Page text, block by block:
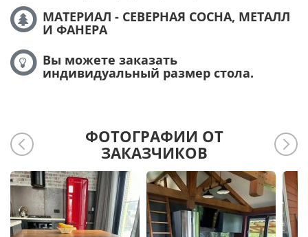
МАТЕРИАЛ - СЕВЕРНАЯ СОСНА, МЕТАЛЛ
И ФАНЕРА
Вы можете заказать
индивидуальный размер стола.
ФОТОГРАФИИ ОТ
ЗАКАЗЧИКОВ